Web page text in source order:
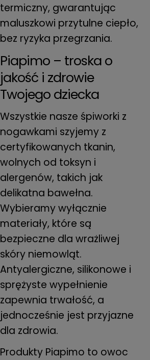
termiczny, gwarantując
maluszkowi przytulne ciepło,
bez ryzyka przegrzania.
Piapimo – troska o
jakość i zdrowie
Twojego dziecka
Wszystkie nasze śpiworki z
nogawkami szyjemy z
certyfikowanych tkanin,
wolnych od toksyn i
alergenów, takich jak
delikatna bawełna.
Wybieramy wyłącznie
materiały, które są
bezpieczne dla wrażliwej
skóry niemowląt.
Antyalergiczne, silikonowe i
sprężyste wypełnienie
zapewnia trwałość, a
jednocześnie jest przyjazne
dla zdrowia.
Produkty Piapimo to owoc